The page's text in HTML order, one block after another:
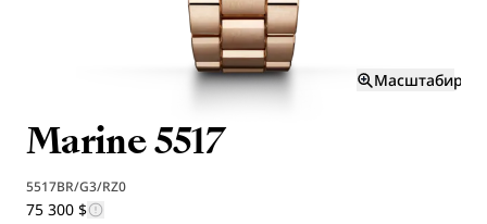
Marine 5517
5517BR/G3/RZ0
75 300 $